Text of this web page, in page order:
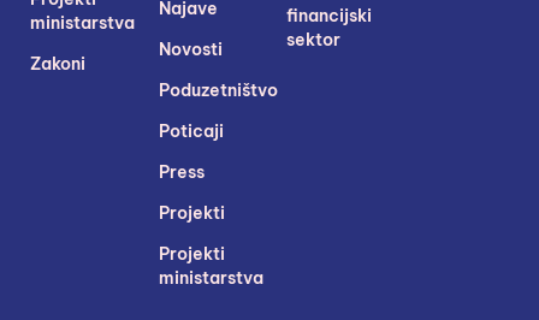
financijski
sektor
Najave
Novosti
Poduzetništvo
Poticaji
Press
Projekti
Projekti
ministarstva
ministarstva
Zakoni